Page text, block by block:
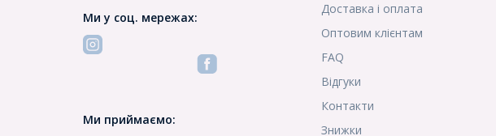
Ми у соц. мережах:
Ми приймаємо:
Доставка і оплата
Оптовим клієнтам
FAQ
Відгуки
Контакти
Знижки